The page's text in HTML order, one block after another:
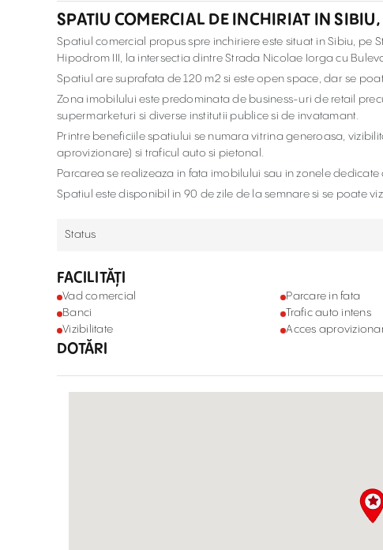
SPATIU COMERCIAL DE INCHIRIAT IN
Spatiul comercial propus spre inchiriere este situat in Sibiu, pe
Hipodrom III, la intersectia dintre Strada Nicolae Iorga cu
Spatiul are suprafata de 120 m2 si este open space, dar se
Zona imobilului este predominata de business-uri de retail
supermarketuri si diverse institutii publice si de invatamant.
Printre beneficiile spatiului se numara vitrina generoasa,
aprovizionare) si traficul auto si pietonal.
Parcarea se realizeaza in fata imobilului sau in zonele
Spatiul este disponibil in 90 de zile de la semnare si se poate
Status
FACILITĂȚI
Vad comercial Parcare in fata
Banci
Trafic auto intens
Vizibilitate
Acces
DOTĂRI